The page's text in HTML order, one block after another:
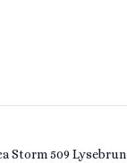
Storm 509 Lysebrun